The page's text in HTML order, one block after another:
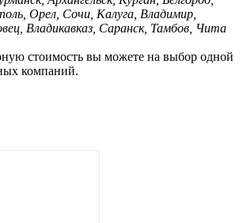
Орел, Сочи, Калуга, Владимир,
Владикавказ, Саранск, Тамбов, Чита
стоимость вы можете на выбор одной
компаний.